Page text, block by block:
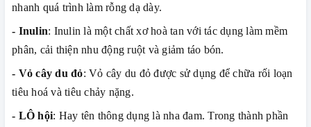
nhanh quá trình làm rỗng dạ dày.
- Inulin: Inulin là một chất xơ hoà tan với tác dụng làm mềm
phân, cải thiện nhu động ruột và giảm táo bón.
- Vỏ cây du đỏ: Vỏ cây du đỏ được sử dụng để chữa rối loạn
tiêu hoá và tiêu chảy nặng.
- LÔ hội: Hay tên thông dụng là nha đam. Trong thành phần